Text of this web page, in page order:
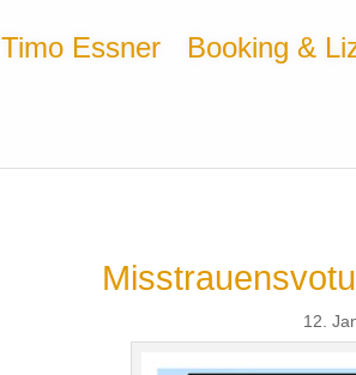
Timo Essner Booking &
12.